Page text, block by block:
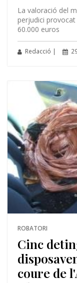
La valoració del
perjudici
60.000 euros
Redacció |
ROBATORI
Cinc
coure de